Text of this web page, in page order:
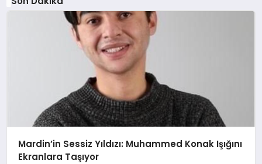
Mardin’in Sessiz Yıldızı: Muhammed Konak Işığını
Ekranlara Taşıyor